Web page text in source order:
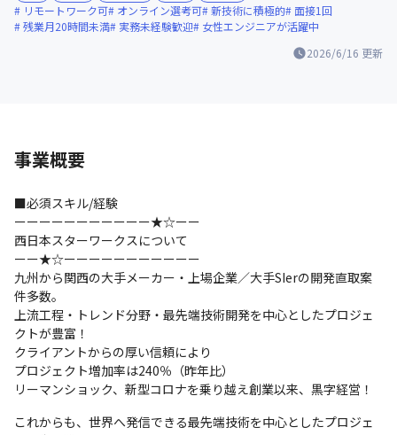
2026/6/16 更新
リモートワーク可
オンライン選考可 新技術に積極的
面接1回
残業月20時間未満
実務未経験歓迎 女性エンジニアが活躍中
事業概要
■必須スキル/経験
ーーーーーーーーーーー★☆ーー
西日本スターワークスについて
ーー★☆ーーーーーーーーーーー
九州から関西の大手メーカー・上場企業／大手SIerの開発直取案
件多数。
上流工程・トレンド分野・最先端技術開発を中心としたプロジェ
クトが豊富！
クライアントからの厚い信頼により
プロジェクト増加率は240％（昨年比）
リーマンショック、新型コロナを乗り越え創業以来、黒字経営！
これからも、世界へ発信できる最先端技術を中心としたプロジェ